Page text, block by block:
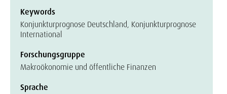
Keywords
Konjunkturprognose Deutschland, Konjunkturprognose
International
Forschungsgruppe
Makroökonomie und öffentliche Finanzen
Sprache